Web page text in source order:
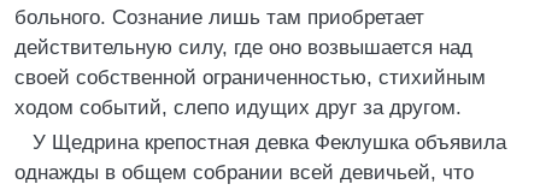
больного. Сознание лишь там приобретает
действительную силу, где оно возвышается над
своей собственной ограниченностью, стихийным
ходом событий, слепо идущих друг за другом.
У Щедрина крепостная девка Феклушка объявила
однажды в общем собрании всей девичьей, что